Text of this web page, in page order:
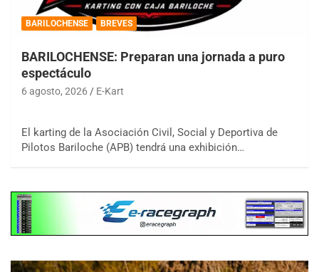
BARILOCHENSE BREVES
BARILOCHENSE: Preparan una jornada a puro
espectáculo
6 agosto, 2026 E-Kart
El karting de la Asociación Civil, Social y Deportiva de
Pilotos Bariloche (APB) tendrá una exhibición…